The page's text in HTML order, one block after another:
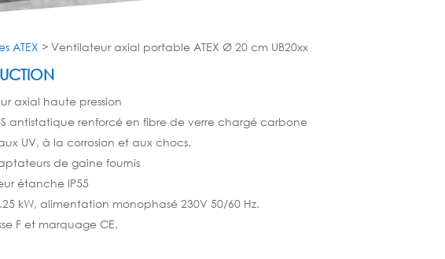
ATEX >Ventilateur axial portable ATEX Ø 20 cm UB20xx
axial haute pression
antistatique renforcé en fibre de verre chargé carbone
UV, à la corrosion et aux chocs.
de gaine fournis
étanche IP55
kW, alimentation monophasé 230V 50/60 Hz.
F et marquage CE.